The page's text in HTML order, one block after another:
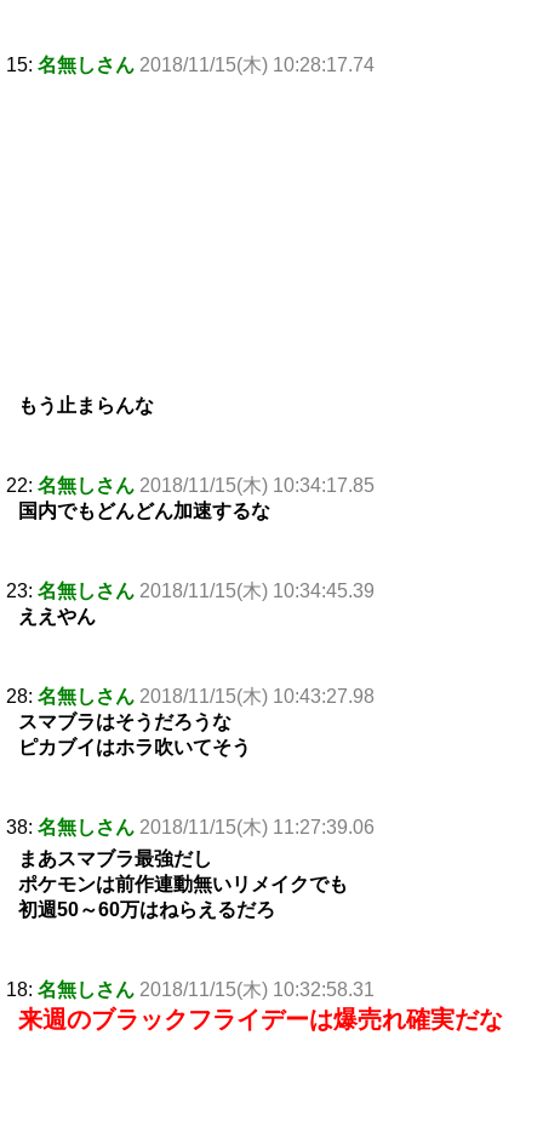
15: 名無しさん 2018/11/15(木) 10:28:17.74
もう止まらんな
22: 名無しさん 2018/11/15(木) 10:34:17.85
国内でもどんどん加速するな
23: 名無しさん 2018/11/15(木) 10:34:45.39
ええやん
28: 名無しさん 2018/11/15(木) 10:43:27.98
スマブラはそうだろうな
ピカブイはホラ吹いてそう
38: 名無しさん 2018/11/15(木) 11:27:39.06
まあスマブラ最強だし
ポケモンは前作連動無いリメイクでも
初週50～60万はねらえるだろ
18: 名無しさん 2018/11/15(木) 10:32:58.31
来週のブラックフライデーは爆売れ確実だな